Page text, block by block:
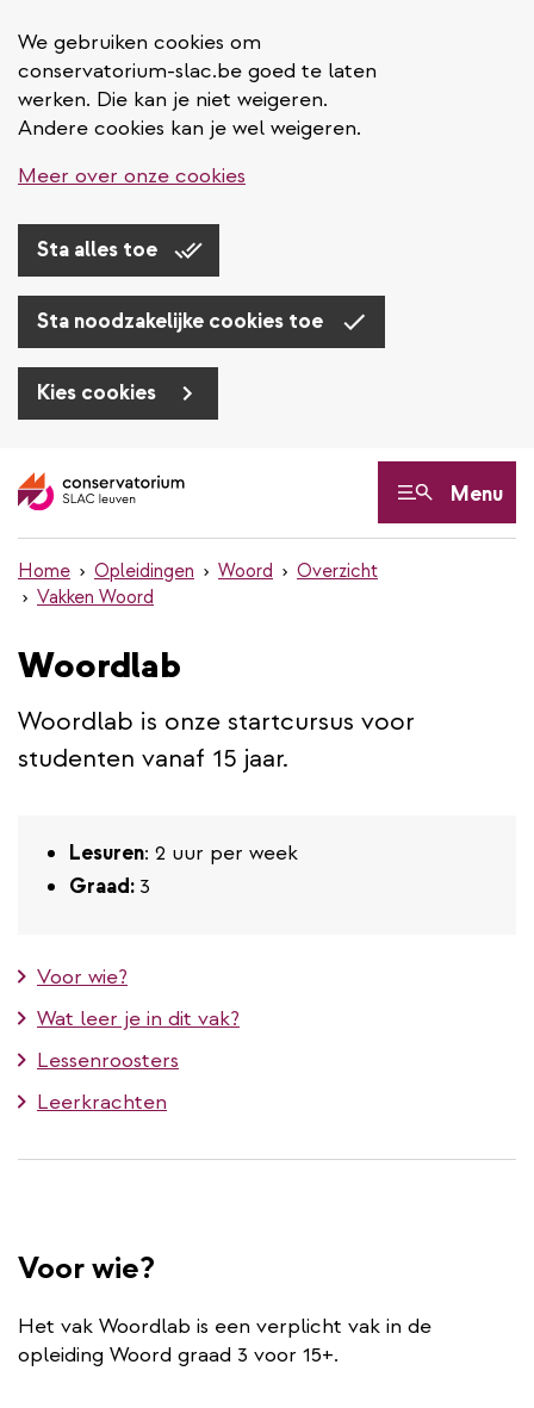
We gebruiken cookies om
conservatorium-slac.be goed te laten
werken. Die kan je niet weigeren.
Andere cookies kan je wel weigeren.
Meer over onze cookies
Sta alles toe
Sta noodzakelijke cookies toe
Kies cookies
en
inhoud
gaan
Menu
Home Opleidingen Woord
Overzicht
Vakken Woord
Woordlab
Woordlab is onze startcursus voor
studenten vanaf 15 jaar.
Lesuren: 2 uur per week
Graad: 3
Voor wie?
Wat leer je in dit vak?
Lessenroosters
Leerkrachten
Voor wie?
Het vak Woordlab is een verplicht vak in de
opleiding Woord graad 3 voor 15+.